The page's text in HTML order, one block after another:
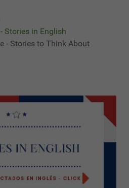
Stories in English
- Stories to Think About